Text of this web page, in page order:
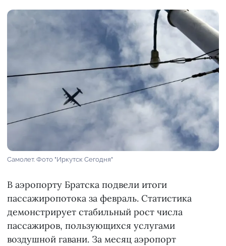
Самолет. Фото "Иркутск Сегодня"
В аэропорту Братска подвели итоги
пассажиропотока за февраль. Статистика
демонстрирует стабильный рост числа
пассажиров, пользующихся услугами
воздушной гавани. За месяц аэропорт